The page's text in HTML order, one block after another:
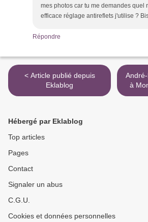
mes photos car tu me demandes quel
efficace réglage antireflets j'utilise ?
Répondre
< Article publié depuis
Eklablog
Hébergé par Eklablog
Top articles
Pages
Contact
Signaler un abus
C.G.U.
Cookies et données personnelles